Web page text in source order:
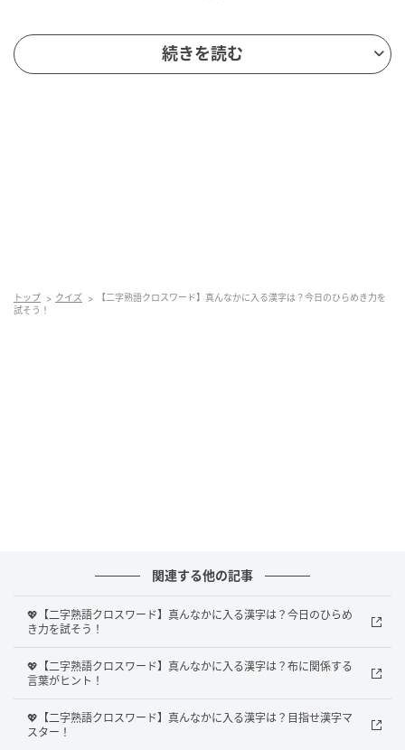
正解を知りたい人は、もう少しスクロールしてみてく
ださい。
正解は、「版」でした！
真んなかに「版」という漢字をいれることで、4つの熟
語「出版、版画、版権、絶版」 が完成します。
「版」ひとつとってもさまざまな熟語があることがわ
かりますね。
続きを読む
トップ クイズ
【二字熟語クロスワード】真んなかに入る漢字は？今日のひらめき力を
試そう！
関連する他の記事
💖【二字熟語クロスワード】真んなかに入る漢字は？今日のひらめ
き力を試そう！
💖【二字熟語クロスワード】真んなかに入る漢字は？布に関係する
言葉がヒント！
💖【二字熟語クロスワード】真んなかに入る漢字は？目指せ漢字マ
スター！